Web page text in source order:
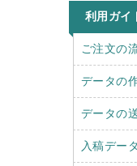
利用ガイ
r
ご注文の
データの
データの
入稿デー